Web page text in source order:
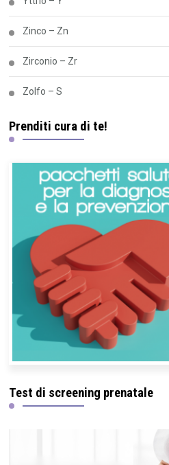
Zinco – Zn
Zirconio – Zr
Zolfo – S
Prenditi cura di te!
Test di screening prenatale